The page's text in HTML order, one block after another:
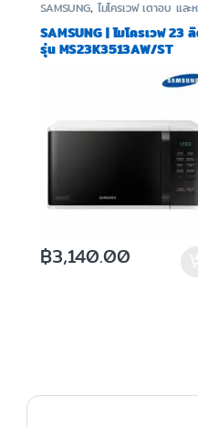
SAMSUNG, ไมโครเวฟ เตาอบ และ
SAMSUNG | ไมโครเวฟ 23
รุ่น MS23K3513AW/ST
฿3,140.00